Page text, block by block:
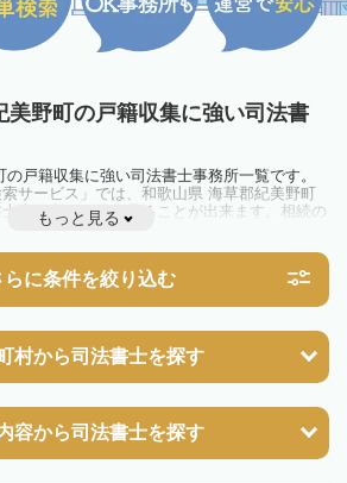
美野町の戸籍収集に強い司法書
戸籍収集に強い司法書士事務所一覧です。
サービス」では、和歌山県 海草郡紀美野町
事務所を一覧で見ることが出来ます。相続の
いる方は一度近隣の司法書士に相談してみま
もっと見る
らに条件を絞り込む
村から司法書士を探す
容から司法書士を探す